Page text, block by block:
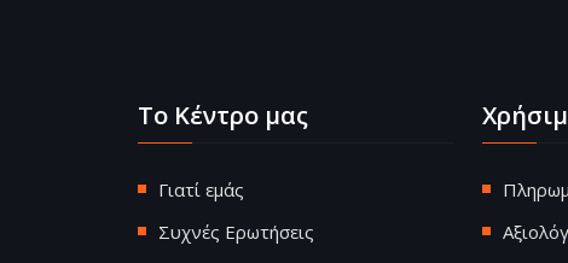
Το Κέντρο μας
Γιατί εμάς
Συχνές Ερωτήσεις